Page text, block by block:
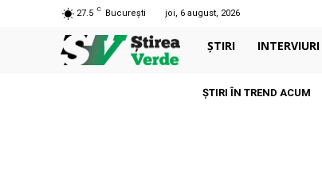
27.5 C București joi, 6 august, 2026
ȘTIRI INTERVIURI
ȘTIRI ÎN TREND ACUM